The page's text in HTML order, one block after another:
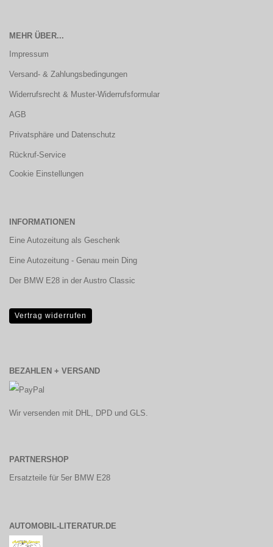
MEHR ÜBER...
Impressum
Versand- & Zahlungsbedingungen
Widerrufsrecht & Muster-Widerrufsformular
AGB
Privatsphäre und Datenschutz
Rückruf-Service
Cookie Einstellungen
INFORMATIONEN
Eine Autozeitung als Geschenk
Eine Autozeitung - Genau mein Ding
Der BMW E28 in der Austro Classic
Vertrag widerrufen
BEZAHLEN + VERSAND
Wir versenden mit DHL, DPD und GLS.
PARTNERSHOP
Ersatzteile für 5er BMW E28
AUTOMOBIL-LITERATUR.DE